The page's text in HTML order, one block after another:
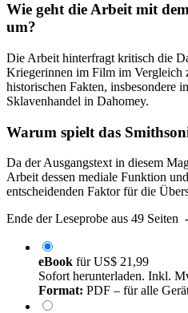
Wie geht die Arbeit mit
um?
Die Arbeit hinterfragt kritisch die
Kriegerinnen im Film im Vergleich
historischen Fakten, insbesondere
Sklavenhandel in Dahomey.
Warum spielt das
Da der Ausgangstext in diesem
Arbeit dessen mediale Funktion
entscheidenden Faktor für die
Ende der Leseprobe aus 49 Seiten -
eBook fürUS$ 21,99
Sofort herunterladen. Inkl.
Format: PDF – für alle